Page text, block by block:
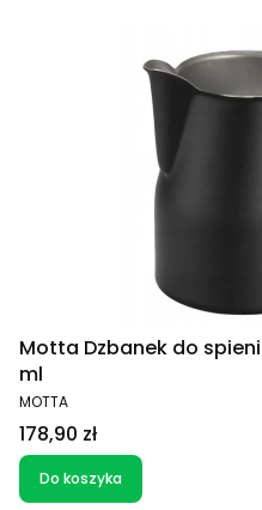
Motta Dzbanek do
ml
PRODUCENT
MOTTA
Cena
178,90 zł
Do koszyka